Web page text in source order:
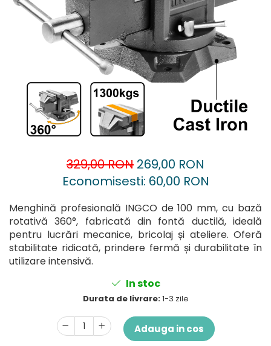
Accesorii pentru oberfreză
Mașini de șlefuit
Măști de sudură
Nivelă laser
Picamere
Polizoare unghiulare
Capsatoare
Accesorii pentru drujbă
Echipamente de protecție
Foarfece tablă
Foarfeci Grădină
Grătare Electrice
Grătare și accesorii
Instalații sanitare
Mașină de tocat carne
Mori electrice
Oale și vase de gătit
329,00 RON 269,00 RON
Economisesti: 60,00 RON
Menghină profesională INGCO de 100 mm, cu bază
rotativă 360°, fabricată din fontă ductilă, ideală
pentru lucrări mecanice, bricolaj și ateliere. Oferă
stabilitate ridicată, prindere fermă și durabilitate în
utilizare intensivă.
In stoc
Durata de livrare:1-3 zile
Adauga in cos